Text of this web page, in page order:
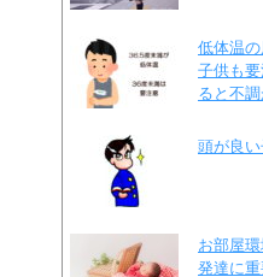
低体温
子供も
ると不
頭が良
お部屋
発達に